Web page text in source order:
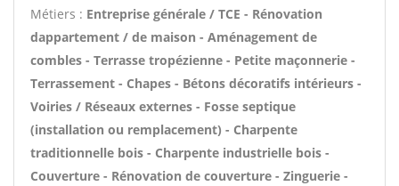
Métiers : Entreprise générale / TCE - Rénovation
dappartement / de maison - Aménagement de
combles - Terrasse tropézienne - Petite maçonnerie -
Terrassement - Chapes - Bétons décoratifs intérieurs -
Voiries / Réseaux externes - Fosse septique
(installation ou remplacement) - Charpente
traditionnelle bois - Charpente industrielle bois -
Couverture - Rénovation de couverture - Zinguerie -